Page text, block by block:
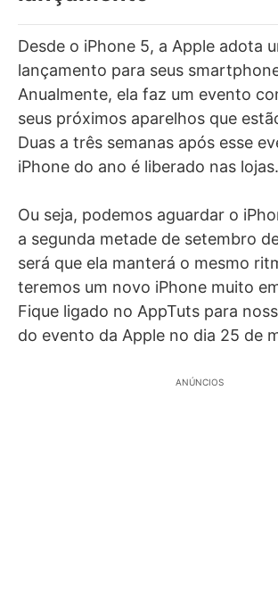
Desde o iPhone 5, a Apple adota
lançamento para seus
Anualmente, ela faz um evento
seus próximos aparelhos que
Duas a três semanas após esse
iPhone do ano é liberado nas lojas.
Ou seja, podemos aguardar o
a segunda metade de setembro
será que ela manterá o mesmo
teremos um novo iPhone muito
Fique ligado no AppTuts para
do evento da Apple no dia 25 de
ANÚNCIOS